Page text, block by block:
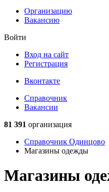
Организацию
Вакансию
Войти
Вход на сайт
Регистрация
Вконтакте
Справочник
Вакансии
81 391 организация
Справочник Одинцово
Магазины одежды
Магазины